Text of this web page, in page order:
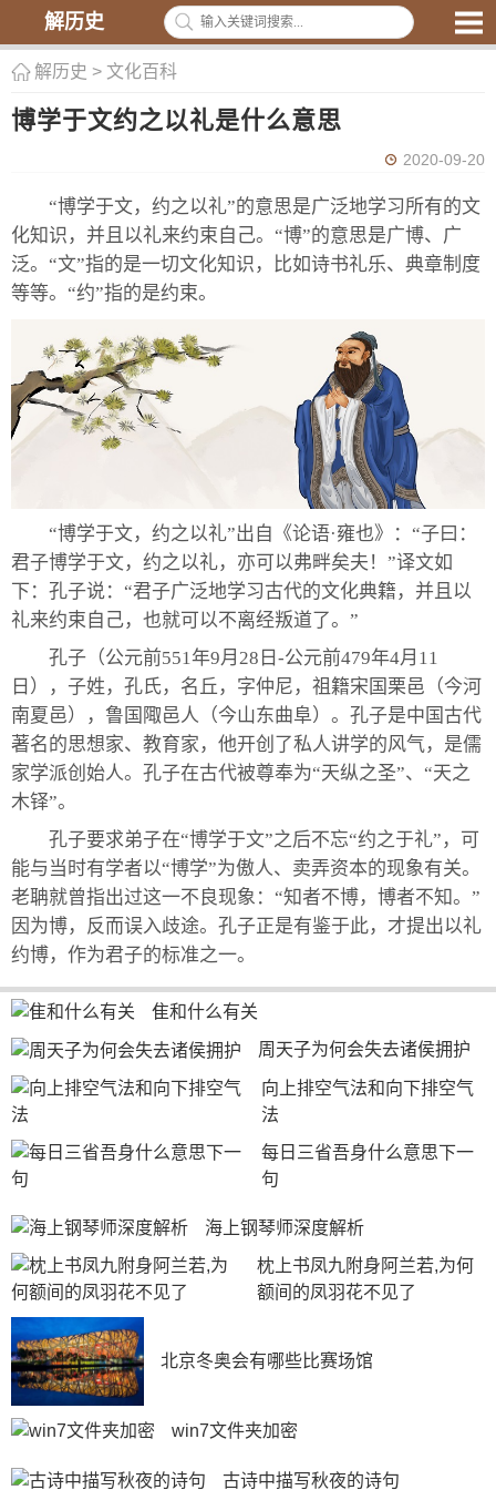
解历史
解历史 > 文化百科
博学于文约之以礼是什么意思
2020-09-20
“博学于文，约之以礼”的意思是广泛地学习所有的文
化知识，并且以礼来约束自己。“博”的意思是广博、广
泛。“文”指的是一切文化知识，比如诗书礼乐、典章制度
等等。“约”指的是约束。
“博学于文，约之以礼”出自《论语·雍也》：“子曰：
君子博学于文，约之以礼，亦可以弗畔矣夫！”译文如
下：孔子说：“君子广泛地学习古代的文化典籍，并且以
礼来约束自己，也就可以不离经叛道了。”
孔子（公元前551年9月28日-公元前479年4月11
日），子姓，孔氏，名丘，字仲尼，祖籍宋国栗邑（今河
南夏邑），鲁国陬邑人（今山东曲阜）。孔子是中国古代
著名的思想家、教育家，他开创了私人讲学的风气，是儒
家学派创始人。孔子在古代被尊奉为“天纵之圣”、“天之
木铎”。
孔子要求弟子在“博学于文”之后不忘“约之于礼”，可
能与当时有学者以“博学”为傲人、卖弄资本的现象有关。
老聃就曾指出过这一不良现象：“知者不博，博者不知。”
因为博，反而误入歧途。孔子正是有鉴于此，才提出以礼
约博，作为君子的标准之一。
隹和什么有关
周天子为何会失去诸侯拥护
向上排空气法和向下排空气
法
每日三省吾身什么意思下一
句
海上钢琴师深度解析
枕上书凤九附身阿兰若,为何
额间的凤羽花不见了
北京冬奥会有哪些比赛场馆
win7文件夹加密
古诗中描写秋夜的诗句